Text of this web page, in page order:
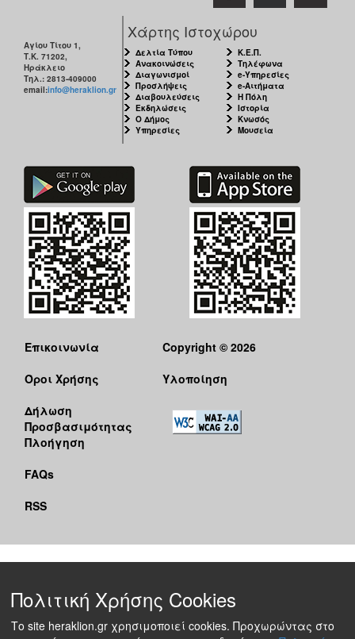
Αγίου Τίτου 1,
Τ.Κ. 71202,
Ηράκλειο
Τηλ.: 2813-409000
email:info@heraklion.gr
Χάρτης Ιστοχώρου
Δελτία Τύπου
Ανακοινώσεις
Διαγωνισμοί
Προσλήψεις
Διαβουλεύσεις
Εκδηλώσεις
Ο Δήμος
Υπηρεσίες
Κ.Ε.Π.
Τηλέφωνα
e-Υπηρεσίες
e-Αιτήματα
Η Πόλη
Ιστορία
Κνωσός
Μουσεία
Επικοινωνία
Όροι Χρήσης
Δήλωση
Προσβασιμότητας
Πλοήγηση
FAQs
RSS
Copyright © 2026
Υλοποίηση
Πολιτική Χρήσης Cookies
Το site heraklion.gr χρησιμοποιεί cookies. Προχωρώντας στο